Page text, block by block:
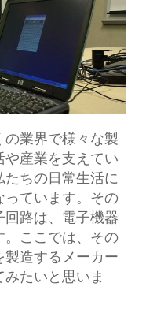
の業界で様々な製
産業を支えてい
ちの日常生活に
ています。その
路は、電子機器
ここでは、その
造するメーカー
たいと思いま